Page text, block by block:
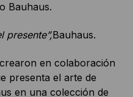
Bauhaus.
presente”,Bauhaus.
en colaboración
presenta el arte de
en una colección de